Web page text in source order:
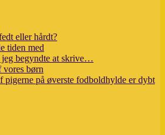
eller hårdt?
tiden med
jeg begyndte at skrive…
børn
pigerne på øverste fodboldhylde er dybt